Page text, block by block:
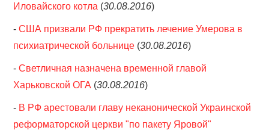
Иловайского котла (30.08.2016)
-США призвали РФ прекратить лечение Умерова в
психиатрической больнице (30.08.2016)
-Светличная назначена временной главой
Харьковской ОГА (30.08.2016)
- В РФ арестовали главу неканонической Украинской
реформаторской церкви "по пакету Яровой"